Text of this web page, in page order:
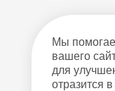
Мы
вашего
для
отразится